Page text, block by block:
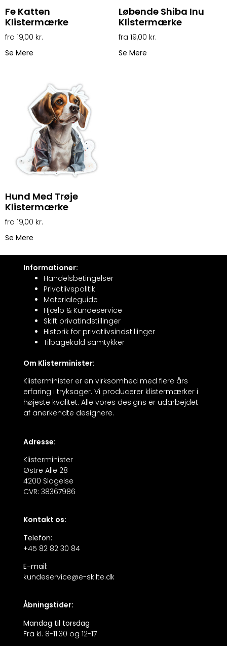
Fe Katten
Klistermærke
19,00 kr.
Se Mere
Løbende Shiba Inu
Klistermærke
19,00 kr.
Se Mere
Hund Med Trøje
Klistermærke
19,00 kr.
Se Mere
Informationer:
Handelsbetingelser
Privatlivspolitik
Materialeguide
Hjælp & Kundeservice
Skift privatindstillinger
Historik for privatlivsindstillinger
Tilbagekald samtykker
Om Klisterminister:
Klisterminister er en virksomhed med flere års
erfaring i tryksager. Vi producerer klistermærker i
højeste kvalitet. Alle vores designs er udarbejdet
af anerkendte designere.
Adresse:
Klisterminister
Østre Alle 28
4200 Slagelse
CVR: 38367986
Kontakt os:
Telefon:
+45 82 82 30 84
E-mail:
kundeservice@e-skilte.dk
Åbningstider:
Mandag til torsdag
Fra kl. 8-11.30 og 12-17